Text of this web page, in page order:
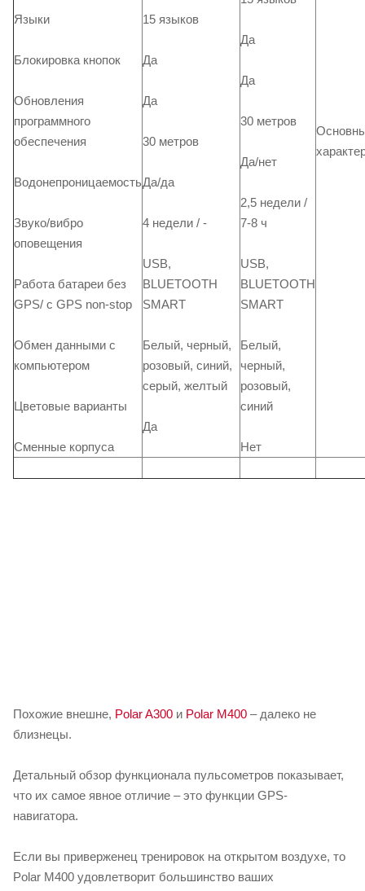
Языки
Блокировка кнопок
Обновления
программного
обеспечения
Водонепроницаемость
Звуко/вибро
оповещения
Работа батареи без
GPS/ с GPS non-stop
Обмен данными с
компьютером
Цветовые варианты
Сменные корпуса
15 языков
Да
Да
30 метров
Да/да
4 недели / -
USB,
BLUETOOTH
SMART
Белый, черный,
розовый, синий,
серый, желтый
Да
Да
Да
30 метров
Да/нет
2,5 недели /
7-8 ч
USB,
BLUETOOTH
SMART
Белый,
черный,
розовый,
синий
Нет
Похожие внешне, Polar A300 и Polar M400 – далеко не
близнецы.
Детальный обзор функционала пульсометров показывает,
что их самое явное отличие – это функции GPS-
навигатора.
Если вы приверженец тренировок на открытом воздухе, то
Polar M400 удовлетворит большинство ваших